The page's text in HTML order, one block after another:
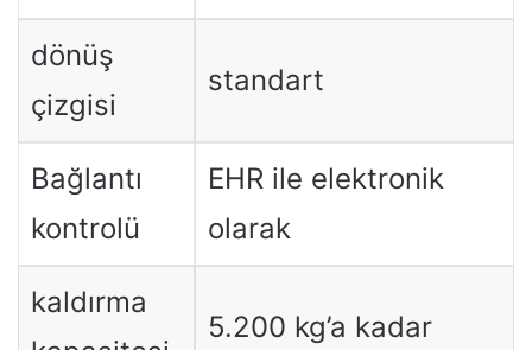
dönüş
çizgisi
standart
Bağlantı
kontrolü
EHR ile elektronik
olarak
kaldırma
5.200 kg’a kadar